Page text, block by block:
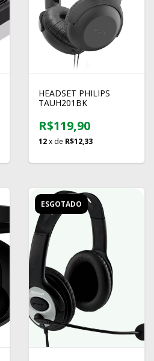
HEADSET PHILIPS
TAUH201BK
R$119,90
12x de R$12,33
ESGOTADO